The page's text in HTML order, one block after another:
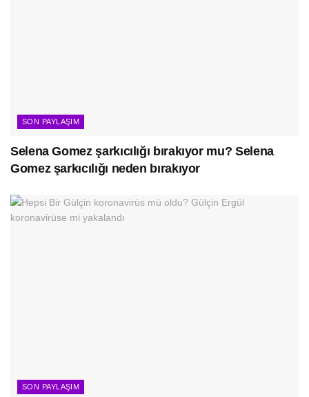
SON PAYLAŞIM
Selena Gomez şarkıcılığı bırakıyor mu? Selena
Gomez şarkıcılığı neden bırakıyor
SON PAYLAŞIM